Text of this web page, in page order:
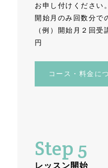
お申し付けください。
開始月のみ回数分で
（例）開始月２回
円
コース・料金に
Step 5
レッスン開始